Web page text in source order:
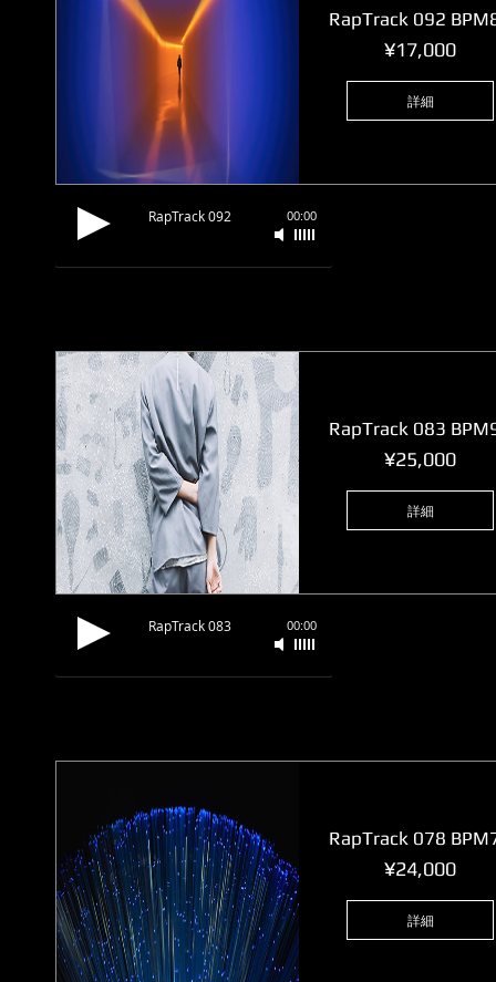
RapTrack 092
¥17,000価
詳細
RapTrack 092 00:00
RapTrack 083
¥25,000価
詳細
RapTrack 083 00:00
RapTrack 078
¥24,000価
詳細